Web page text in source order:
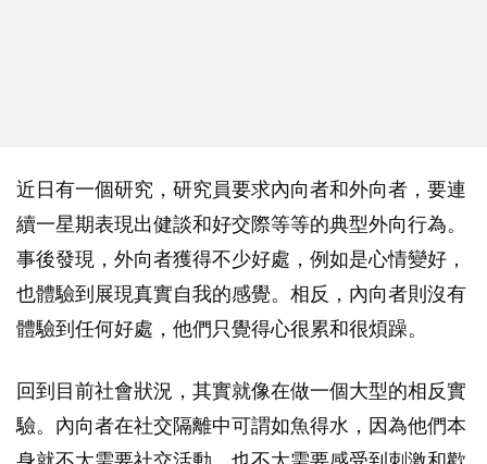
近日有一個研究，研究員要求內向者和外向者，要連
續一星期表現出健談和好交際等等的典型外向行為。
事後發現，外向者獲得不少好處，例如是心情變好，
也體驗到展現真實自我的感覺。相反，內向者則沒有
體驗到任何好處，他們只覺得心很累和很煩躁。
回到目前社會狀況，其實就像在做一個大型的相反實
驗。內向者在社交隔離中可謂如魚得水，因為他們本